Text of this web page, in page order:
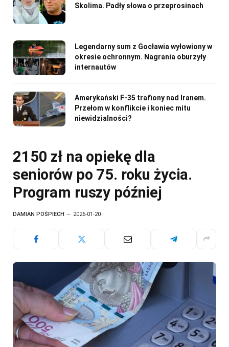
Skolima. Padły słowa o przeprosinach
Legendarny sum z Gocławia wyłowiony w
okresie ochronnym. Nagrania oburzyły
internautów
Amerykański F-35 trafiony nad Iranem.
Przełom w konflikcie i koniec mitu
niewidzialności?
2150 zł na opiekę dla
seniorów po 75. roku życia.
Program ruszy później
DAMIAN POŚPIECH 2026-01-20